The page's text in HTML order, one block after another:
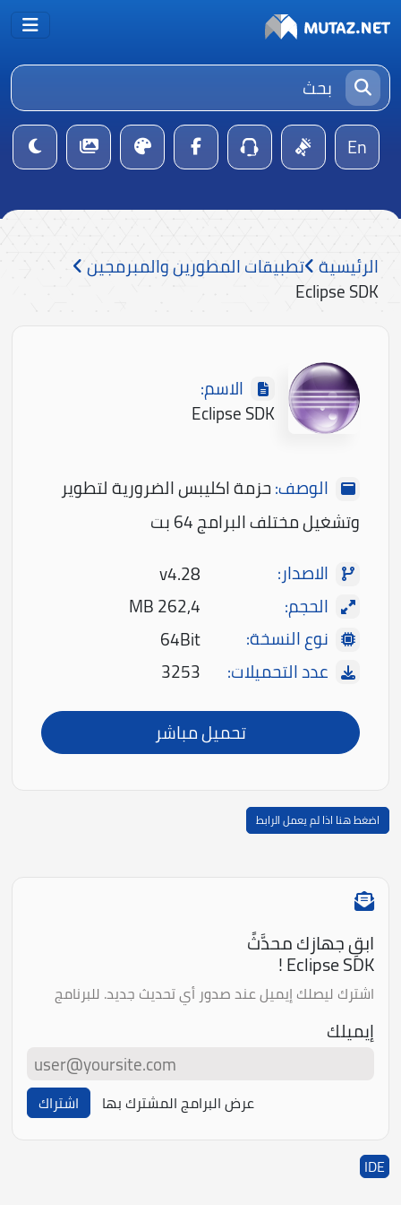
En
الرئيسية تطبيقات المطورين والمبرمجين
Eclipse SDK
الاسم:
Eclipse SDK
الوصف:حزمة اكليبس الضرورية لتطوير
وتشغيل مختلف البرامج 64 بت
الاصدار:
v4.28
الحجم:
262,4 MB
نوع النسخة:
64Bit
عدد التحميلات:
3253
تحميل مباشر
اضغط هنا اذا لم يعمل الرابط
ابقِ جهازك محدَّثً
Eclipse SDK !
اشترك ليصلك إيميل عند صدور أي تحديث جديد. للبرنامج
إيميلك
عرض البرامج المشترك بها اشتراك
IDE